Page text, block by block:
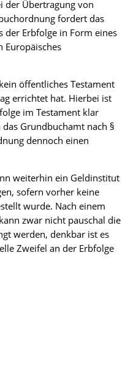
der Übertragung von
fordert das
der Erbfolge in Form eines
Europäisches
öffentliches Testament
errichtet hat. Hierbei ist
im Testament klar
Grundbuchamt nach §
dennoch einen
weiterhin ein Geldinstitut
sofern vorher keine
wurde. Nach einem
zwar nicht pauschal die
werden, denkbar ist es
Zweifel an der Erbfolge